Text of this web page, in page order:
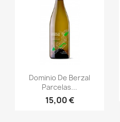
Aperçu rapide
Dominio De Berzal
Parcelas...
15,00 €